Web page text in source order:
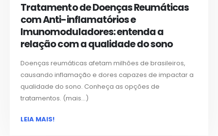
Tratamento de Doenças Reumáticas
com Anti-inflamatórios e
Imunomoduladores: entenda a
relação com a qualidade do sono
Doenças reumáticas afetam milhões de brasileiros,
causando inflamação e dores capazes de impactar a
qualidade do sono. Conheça as opções de
tratamentos. (mais…)
LEIA MAIS!